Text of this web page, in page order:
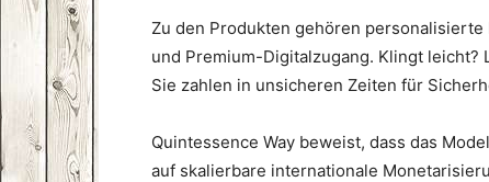
Zu den Produkten gehören
und Premium-Digitalzugang. Klingt leicht?
Sie zahlen in unsicheren Zeiten für
Quintessence Way beweist, dass das
auf skalierbare internationale